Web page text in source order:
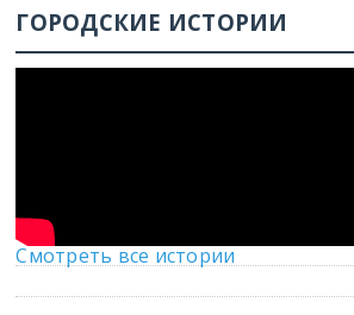
ГОРОДСКИЕ ИСТОРИИ
Смотреть все истории